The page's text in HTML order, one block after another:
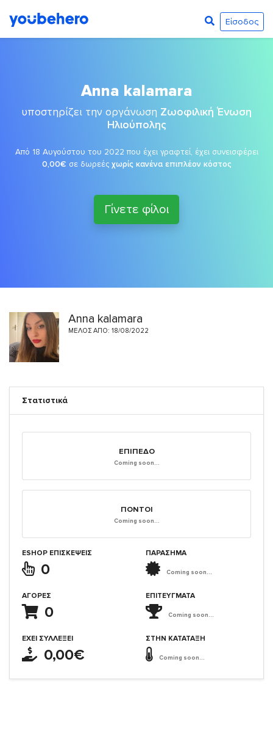
Είσοδος
Anna kalamara
υποστηρίζει την οργάνωση Ζωοφιλική Ένωση
Ηλιούπολης
Από 18 Αυγούστου του 2022 που έχει γραφτεί, έχει συνεισφέρει
0,00€ σε δωρεές χωρίς κανένα επιπλέον κόστος
Γίνετε φίλοι
Anna kalamara
ΜΈΛΟΣ ΑΠΌ: 18/08/2022
Στατιστικά
ΕΠΊΠΕΔΟ
Coming soon...
ΠΌΝΤΟΙ
Coming soon...
ESHOP ΕΠΙΣΚΈΨΕΙΣ
0
ΑΓΟΡΈΣ
0
ΈΧΕΙ ΣΥΛΛΈΞΕΙ
0,00€
ΠΑΡΑΣΗΜΑ
Coming soon...
ΕΠΙΤΕΎΓΜΑΤΑ
Coming soon...
ΣΤΗΝ ΚΑΤΆΤΑΞΗ
Coming soon...